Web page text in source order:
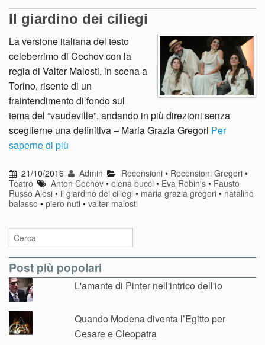
Il giardino dei ciliegi
La versione italiana del testo
celeberrimo di Cechov con la
regia di Valter Malosti, in scena a
Torino, risente di un
fraintendimento di fondo sul
tema del “vaudeville”, andando in più direzioni senza
sceglierne una definitiva – Maria Grazia Gregori Per
saperne di più
21/10/2016 Admin Recensioni• Recensioni Gregori•
Teatro
Anton Cechov •elena bucci • Eva Robin's • Fausto
Russo Alesi • il giardino dei ciliegi • maria grazia gregori • natalino
balasso • piero nuti • valter malosti
Post più popolari
L'amante di Pinter nell'intrico dell'io
Quando Modena diventa l’Egitto per
Cesare e Cleopatra